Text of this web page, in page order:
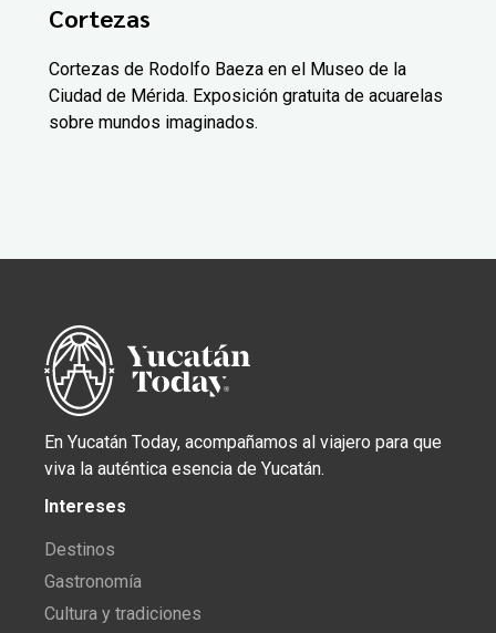
Cortezas
Cortezas de Rodolfo Baeza en el Museo de la
Ciudad de Mérida. Exposición gratuita de acuarelas
sobre mundos imaginados.
En Yucatán Today, acompañamos al viajero para que
viva la auténtica esencia de Yucatán.
Intereses
Destinos
Gastronomía
Cultura y tradiciones